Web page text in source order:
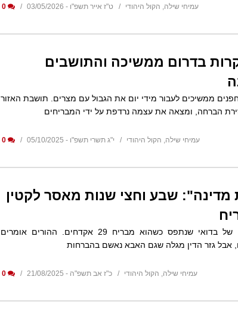
עמיחי שילה, הקול היהודי ט"ז אייר תשפ"ו - 03/05/2026 0
בדרום ממשיכה והתושבים
ממשיכים לעבור מידי יום את הגבול עם מצרים. תושבת האזור
הברחה, ומצאה את עצמה נרדפת על ידי המבריחים
עמיחי שילה, הקול היהודי י"ג תשרי תשפ"ו - 05/10/2025 0
שבע וחצי שנות מאסר לקטין
נגזר דינו של בדואי שנתפס כשהוא מבריח 29 אקדחים. ההורים אומרים
אבל גזר הדין מגלה שגם האבא נאשם בהברחות
עמיחי שילה, הקול היהודי כ"ז אב תשפ"ה - 21/08/2025 0